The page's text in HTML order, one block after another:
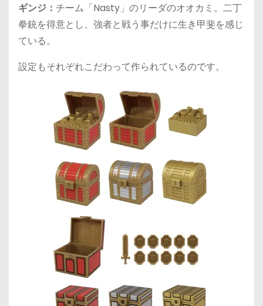
ギンジ： チーム「Nasty」のリーダのオオカミ。二丁
拳銃を得意とし、強者と戦う事だけに生き甲斐を感じ
ている。
設定もそれぞれこだわって作られているのです。